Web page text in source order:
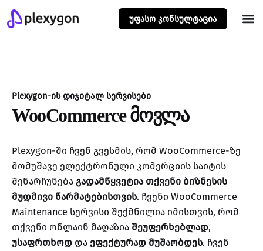
უფასო კონსულტაცია
Plexygon-ის დიჯიტალ სერვისები
WooCommerce მოვლა
Plexygon-ში ჩვენ გვესმის, რომ WooCommerce-ზე
მომუშავე ელექტრონული კომერციის საიტის
შენარჩუნება გადამწყვეტია თქვენი ბიზნესის
მუდმივი წარმატებისთვის. ჩვენი WooCommerce
Maintenance სერვისი შექმნილია იმისთვის, რომ
თქვენი ონლაინ მაღაზია შეუფერხებლად,
უსაფრთხოდ და ეფექტურად მუშაობდეს. ჩვენ